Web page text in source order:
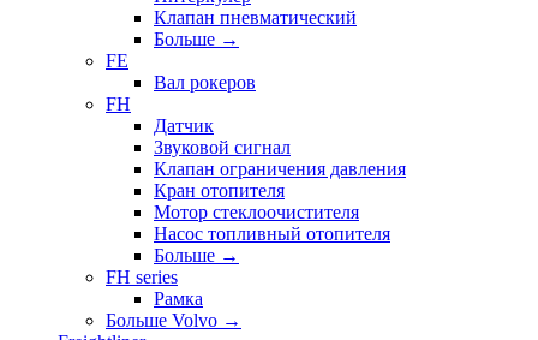
Клапан пневматический
Больше →
FE
Вал рокеров
FH
Датчик
Звуковой сигнал
Клапан ограничения давления
Кран отопителя
Мотор стеклоочистителя
Насос топливный отопителя
Больше →
FH series
Рамка
Больше Volvo →